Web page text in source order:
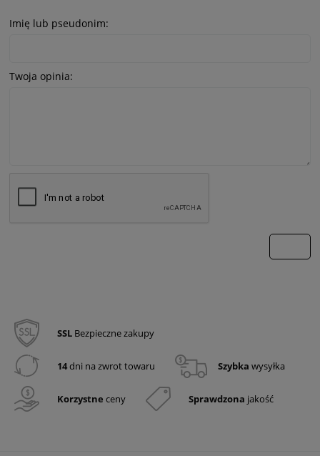
Imię lub pseudonim:
Twoja opinia:
SSL Bezpieczne zakupy
14dni na zwrot towaru Szybka wysyłka
Korzystne ceny Sprawdzona jakość